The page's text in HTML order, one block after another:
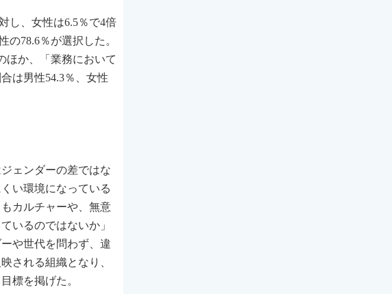
し、女性は6.5％で4倍
78.6％が選択した。
ほか、「業務において
は男性54.3％、女性
ェンダーの差ではな
い環境になっている
カルチャーや、無意
いるのではないか」
や世代を問わず、違
される組織となり、
標を掲げた。